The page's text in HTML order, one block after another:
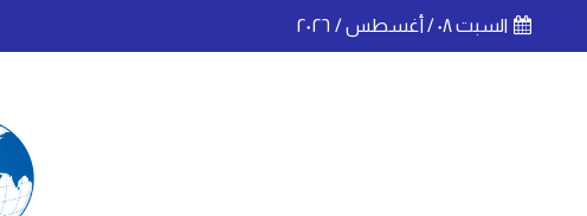
السبت ٠٨ / أغسطس / ٢٠٢٦